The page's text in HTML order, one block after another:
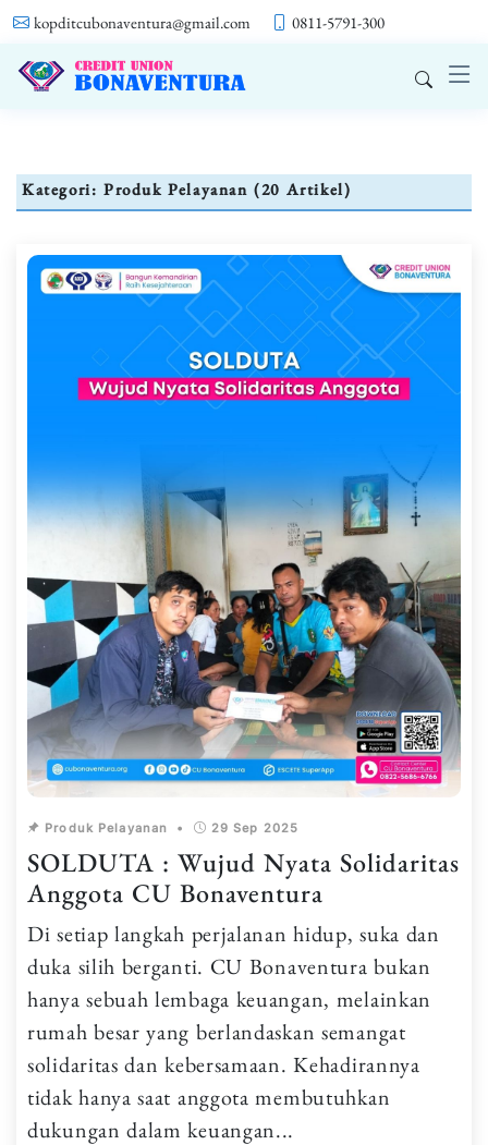
kopditcubonaventura@gmail.com 0811-5791-300
Kategori: Produk Pelayanan (20 Artikel)
Produk Pelayanan • 29 Sep 2025
SOLDUTA : Wujud Nyata Solidaritas
Anggota CU Bonaventura
Di setiap langkah perjalanan hidup, suka dan
duka silih berganti. CU Bonaventura bukan
hanya sebuah lembaga keuangan, melainkan
rumah besar yang berlandaskan semangat
solidaritas dan kebersamaan. Kehadirannya
tidak hanya saat anggota membutuhkan
dukungan dalam keuangan...